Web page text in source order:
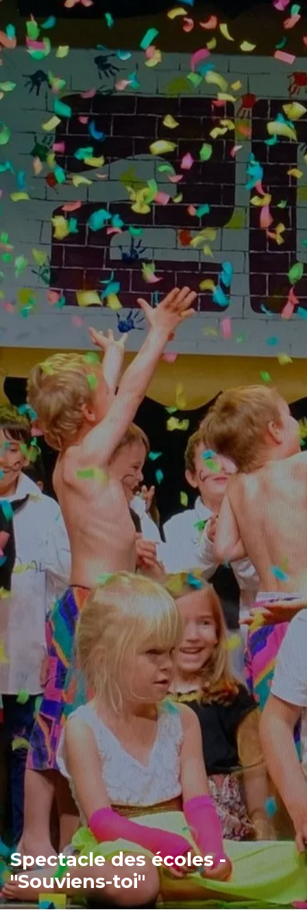
Spectacle des écoles -
"Souviens-toi"